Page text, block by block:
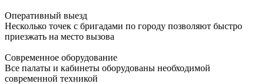
Оперативный выезд
Несколько точек с бригадами по городу позволяют быстро
приезжать на место вызова
Современное оборудование
Все палаты и кабинеты оборудованы необходимой
современной техникой